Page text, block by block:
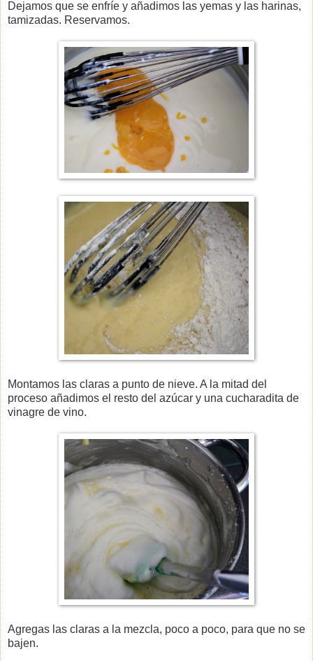
Dejamos que se enfríe y añadimos las yemas y las harinas,
tamizadas. Reservamos.
Montamos las claras a punto de nieve. A la mitad del
proceso añadimos el resto del azúcar y una cucharadita de
vinagre de vino.
Agregas las claras a la mezcla, poco a poco, para que no se
bajen.